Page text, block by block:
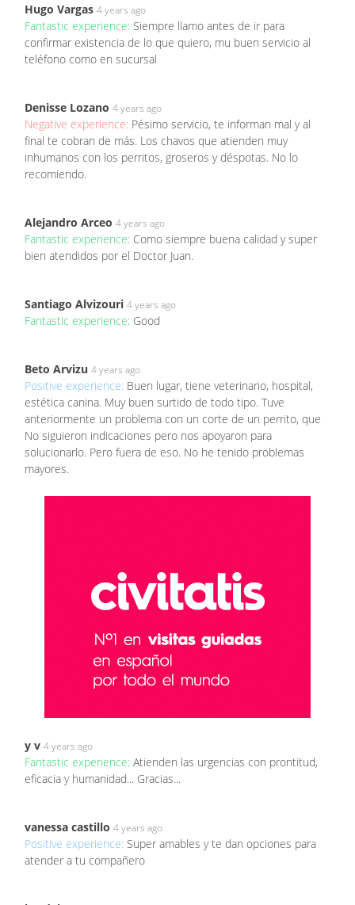
Hugo Vargas 4 years ago
Fantastic experience: Siempre llamo antes de ir para
confirmar existencia de lo que quiero, mu buen servicio al
teléfono como en sucursal
Denisse Lozano 4 years ago
Negative experience: Pésimo servicio, te informan mal y al
final te cobran de más. Los chavos que atienden muy
inhumanos con los perritos, groseros y déspotas. No lo
recomiendo.
Alejandro Arceo 4 years ago
Fantastic experience: Como siempre buena calidad y super
bien atendidos por el Doctor Juan.
Santiago Alvizouri 4 years ago
Fantastic experience: Good
Beto Arvizu 4 years ago
Positive experience: Buen lugar, tiene veterinario, hospital,
estética canina. Muy buen surtido de todo tipo. Tuve
anteriormente un problema con un corte de un perrito, que
No siguieron indicaciones pero nos apoyaron para
solucionarlo. Pero fuera de eso. No he tenido problemas
mayores.
y v 4 years ago
Fantastic experience: Atienden las urgencias con prontitud,
eficacia y humanidad... Gracias...
vanessa castillo 4 years ago
Positive experience: Super amables y te dan opciones para
atender a tu compañero